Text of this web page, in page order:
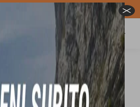
per ordini superiori a 100€
Carrello
ASYMWRAP™
26 attacco rapido per